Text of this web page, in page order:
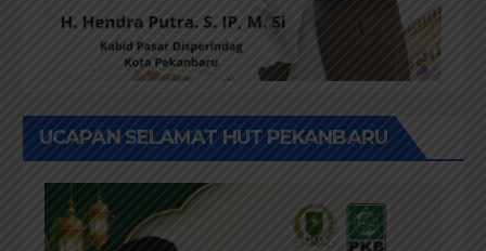
UCAPAN SELAMAT HUT PEKANBARU